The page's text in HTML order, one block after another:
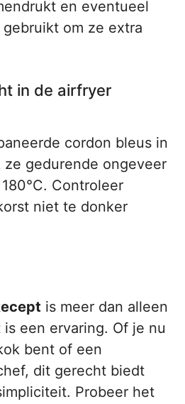
en eventueel
om ze extra
in de airfryer
cordon bleus in
gedurende ongeveer
Controleer
niet te donker
is meer dan alleen
een ervaring. Of je nu
bent of een
dit gerecht biedt
Probeer het